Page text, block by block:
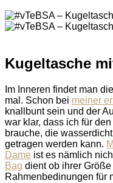
Kugeltasche
Im Inneren findet man
mal. Schon bei meiner
knallbunt sein und der
war klar, dass ich für
brauche, die
getragen werden kann.
Dame ist es nämlich
Bag dient ob ihrer
Rahmenbedinungen für